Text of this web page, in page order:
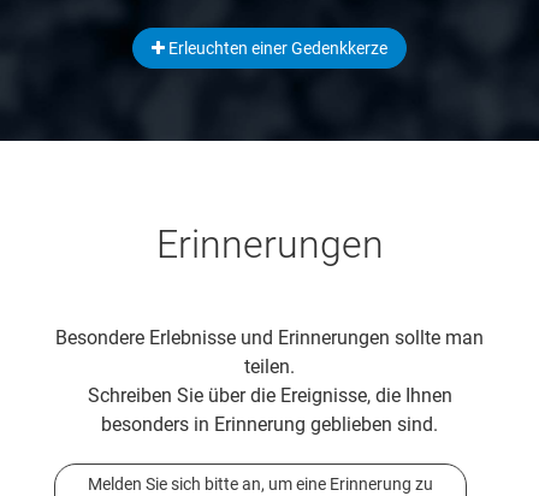
Erleuchten einer Gedenkkerze
Erinnerungen
Besondere Erlebnisse und Erinnerungen sollte man
teilen.
Schreiben Sie über die Ereignisse, die Ihnen
besonders in Erinnerung geblieben sind.
Melden Sie sich bitte an, um eine Erinnerung zu